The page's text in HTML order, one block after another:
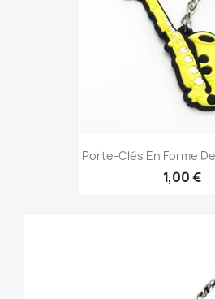
Porte-Clés En Forme
1,00 €